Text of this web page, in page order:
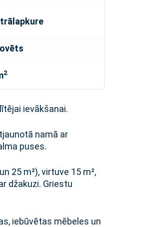
2
ievākšanai.
namā ar
puses.
25 m²), virtuve 15 m²,
džakuzi. Griestu
iebūvētas mēbeles un